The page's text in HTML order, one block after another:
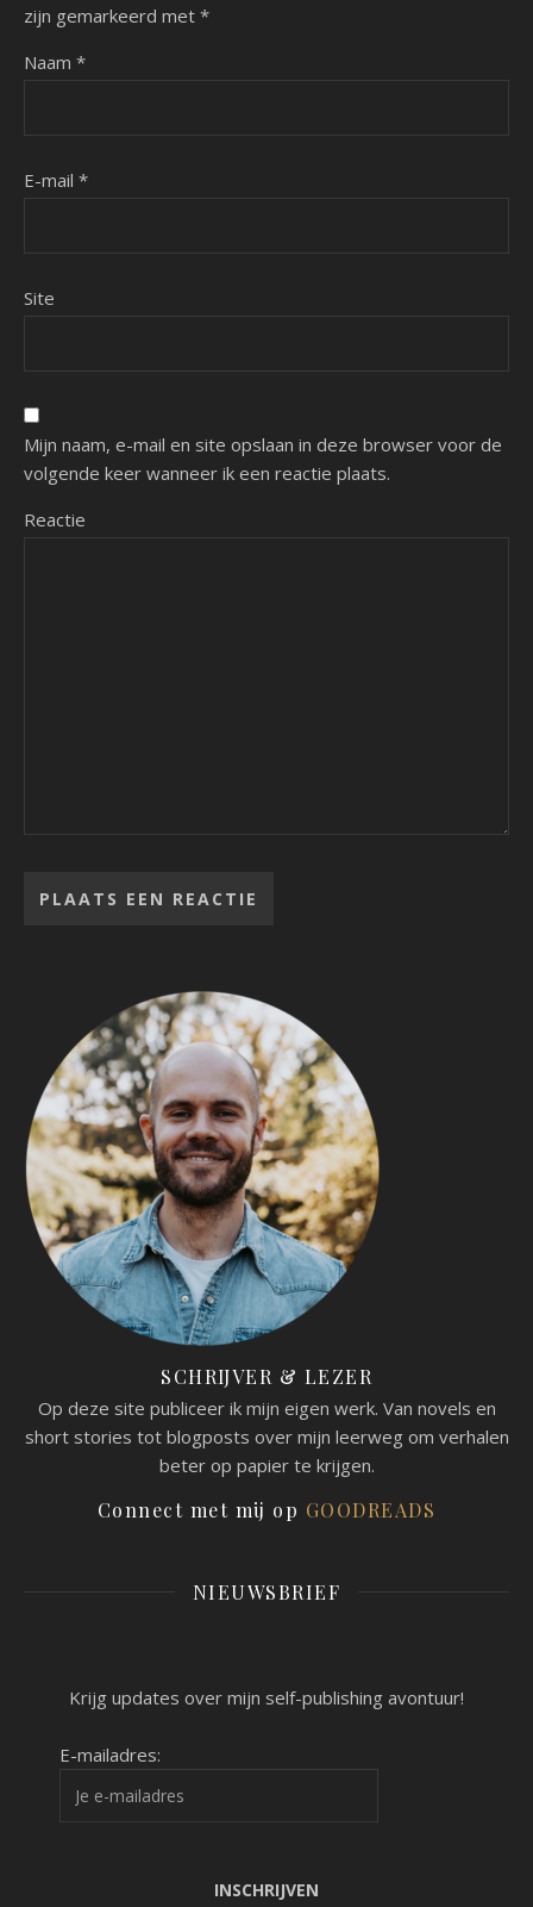
zijn gemarkeerd met *
Naam *
E-mail *
Site
Mijn naam, e-mail en site opslaan in deze browser voor de
volgende keer wanneer ik een reactie plaats.
Reactie
SCHRIJVER & LEZER
Op deze site publiceer ik mijn eigen werk. Van novels en
short stories tot blogposts over mijn leerweg om verhalen
beter op papier te krijgen.
Connect met mij op GOODREADS
NIEUWSBRIEF
Krijg updates over mijn self-publishing avontuur!
E-mailadres: